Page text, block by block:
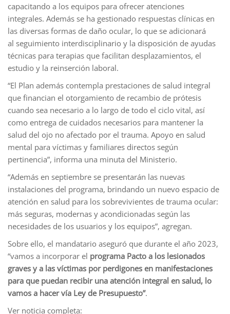
capacitando a los equipos para ofrecer atenciones
integrales. Además se ha gestionado respuestas clínicas en
las diversas formas de daño ocular, lo que se adicionará
al seguimiento interdisciplinario y la disposición de ayudas
técnicas para terapias que facilitan desplazamientos, el
estudio y la reinserción laboral.
“El Plan además contempla prestaciones de salud integral
que financian el otorgamiento de recambio de prótesis
cuando sea necesario a lo largo de todo el ciclo vital, así
como entrega de cuidados necesarios para mantener la
salud del ojo no afectado por el trauma. Apoyo en salud
mental para víctimas y familiares directos según
pertinencia”, informa una minuta del Ministerio.
“Además en septiembre se presentarán las nuevas
instalaciones del programa, brindando un nuevo espacio de
atención en salud para los sobrevivientes de trauma ocular:
más seguras, modernas y acondicionadas según las
necesidades de los usuarios y los equipos”, agregan.
Sobre ello, el mandatario aseguró que durante el año 2023,
“vamos a incorporar el programa Pacto a los lesionados
graves y a las víctimas por perdigones en manifestaciones
para que puedan recibir una atención integral en salud, lo
vamos a hacer vía Ley de Presupuesto”.
Ver noticia completa: